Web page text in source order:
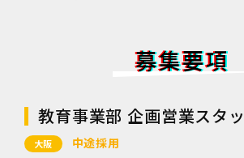
募集要項
教育事業部 企画営業スタ
大阪 中途採用